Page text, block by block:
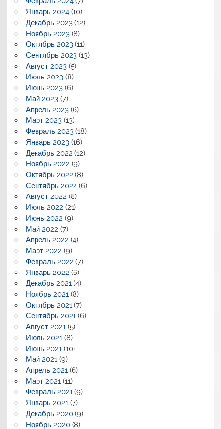
Январь 2024(10)
Декабрь 2023(12)
Ноябрь 2023(8)
Октябрь 2023(11)
Сентябрь 2023(13)
Август 2023(5)
Июль 2023(8)
Июнь 2023(6)
Май 2023(7)
Апрель 2023(6)
Март 2023(13)
Февраль 2023(18)
Январь 2023(16)
Декабрь 2022 (12)
Ноябрь 2022 (9)
Октябрь 2022 (8)
Сентябрь 2022 (6)
Август 2022 (8)
Июль 2022 (21)
Июнь 2022 (9)
Май 2022 (7)
Апрель 2022 (4)
Март 2022 (9)
Февраль 2022 (7)
Январь 2022 (6)
Декабрь 2021 (4)
Ноябрь 2021 (8)
Октябрь 2021 (7)
Сентябрь 2021 (6)
Август 2021 (5)
Июль 2021 (8)
Июнь 2021 (10)
Май 2021 (9)
Апрель 2021 (6)
Март 2021 (11)
Февраль 2021 (9)
Январь 2021 (7)
Декабрь 2020(9)
Ноябрь 2020(8)